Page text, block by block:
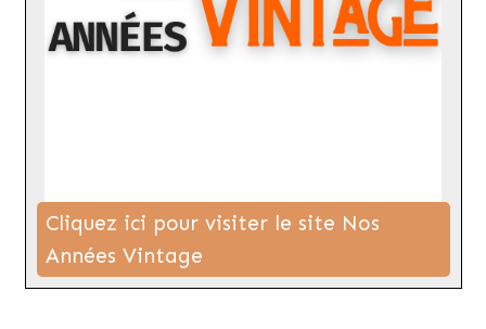
Cliquez ici pour visiter le site Nos
Années Vintage